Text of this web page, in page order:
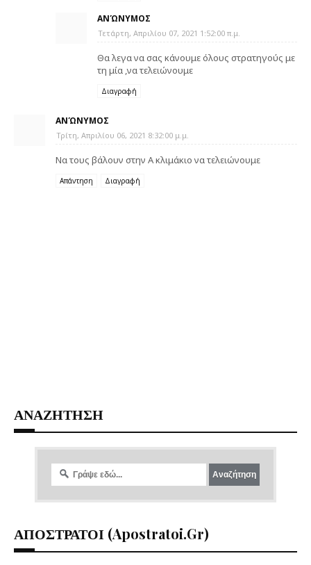
ΑΝΏΝΥΜΟΣ
Τετάρτη, Απριλίου 07, 2021 1:52:00 π.μ.
Θα λεγα να σας κάνουμε όλους στρατηγούς με
τη μία ,να τελειώνουμε
Διαγραφή
ΑΝΏΝΥΜΟΣ
Τρίτη, Απριλίου 06, 2021 8:32:00 μ.μ.
Να τους βάλουν στην Α κλιμάκιο να τελειώνουμε
Απάντηση Διαγραφή
ΑΝΑΖΗΤΗΣΗ
ΑΠΟΣΤΡΑΤΟΙ (apostratoi.gr)